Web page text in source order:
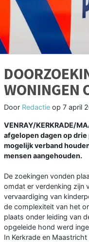
WONINGEN
Door Redactie op 7 april
VENRAY/KERKRADE/
afgelopen dagen op
mogelijk verband
mensen aangehouden.
De zoekingen vonden
omdat er verdenking zijn
vervaardiging van
de complexiteit van het
plaats onder leiding van
opgeleide hond werd
In Kerkrade en